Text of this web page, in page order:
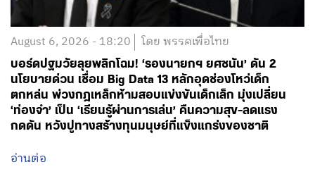
August 6, 2026 - 18:20 โดย พรรคเพื่อไทย
บอร์ดปฐมวัยลุยพลิกโฉม! ‘รองนายกฯ ยศชนัน’ ดัน 2
นโยบายด่วน เชื่อม Big Data 13 หลักอุดช่องโหว่เด็ก
ตกหล่น พ่วงกฎเหล็กห้ามสอบแข่งขันเด็กเล็ก มุ่งเปลี่ยน
‘ท่องจำ’ เป็น ‘เรียนรู้ผ่านการเล่น’ คืนความสุข-ลดแรง
กดดัน หวังปูทางสร้างทุนมนุษย์ที่แข็งแกร่งของชาติ
อ่านต่อ